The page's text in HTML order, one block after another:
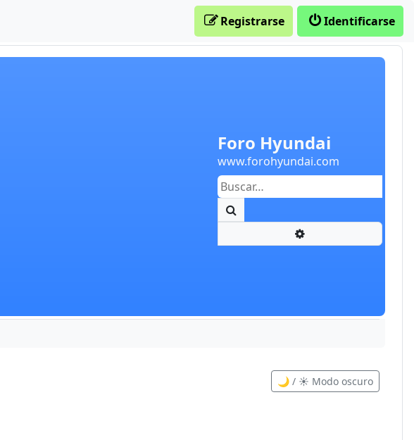
Foro Hyundai
www.forohyundai.com
Identificarse
Registrarse
🌙 / ☀️ Modo oscuro